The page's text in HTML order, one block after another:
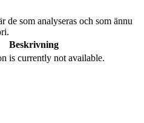
de som analyseras och som ännu
Beskrivning
is currently not available.